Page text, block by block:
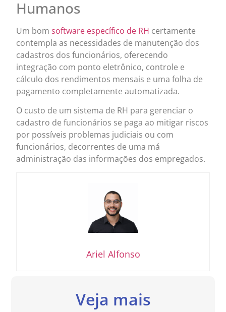
Humanos
Um bomsoftware específico de RH certamente
contempla as necessidades de manutenção dos
cadastros dos funcionários, oferecendo
integração com ponto eletrônico, controle e
cálculo dos rendimentos mensais e uma folha de
pagamento completamente automatizada.
O custo de um sistema de RH para gerenciar o
cadastro de funcionários se paga ao mitigar riscos
por possíveis problemas judiciais ou com
funcionários, decorrentes de uma má
administração das informações dos empregados.
Ariel Alfonso
Veja mais